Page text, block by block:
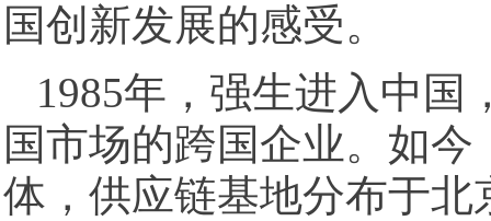
国创新发展的感受。
1985年，强生进入中
国市场的跨国企业。如
体，供应链基地分布于